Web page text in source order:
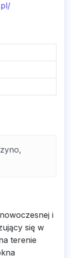
i
się w
terenie